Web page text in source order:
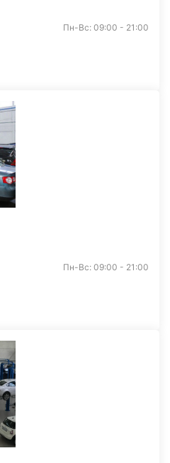
Пн-Вс: 09:00 - 21:00
Пн-Вс: 09:00 - 21:00